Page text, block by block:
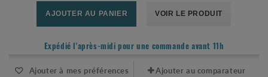
AJOUTER AU PANIER VOIR LE PRODUIT
Expédié l'après-midi pour une commande avant 11h
Ajouter à mes préférences Ajouter au comparateur